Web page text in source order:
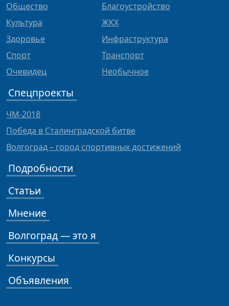
Общество
Культура
Здоровье
Спорт
Очевидец
Благоустройство
ЖКХ
Инфраструктура
Транспорт
Необычное
Спецпроекты
ЧМ-2018
Победа в Сталинградской битве
Волгоград – город спортивных достижений
Подробности
Статьи
Мнение
Волгоград — это я
Конкурсы
Объявления